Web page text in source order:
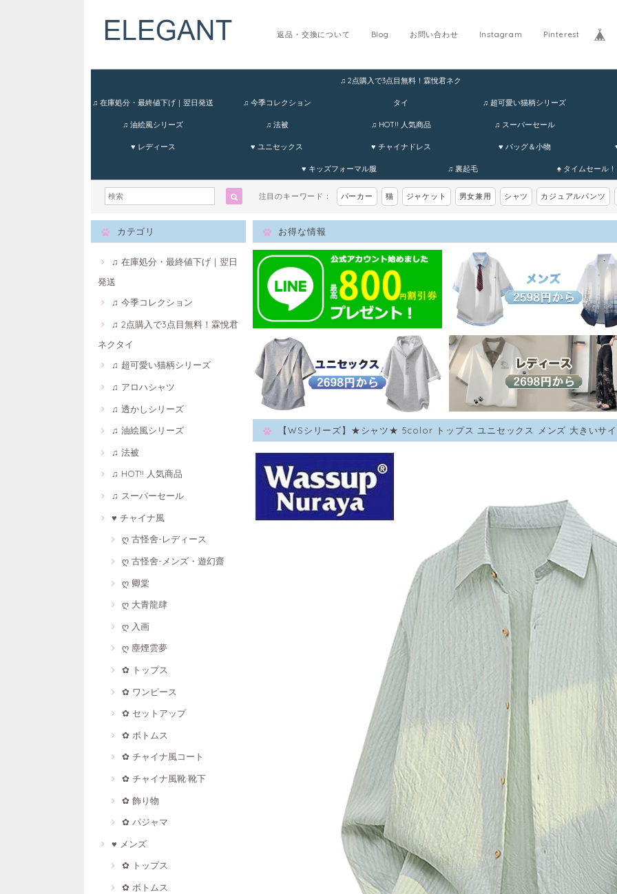
Pinterest
Instagram
お問い合わせ
Blog
返品・交換について
♫ 在庫処分・最終値下げ｜翌日発送 ♫ 今季コレクション
♫ 2点購入で3点目無料！霖悅君ネク
タイ ♫ 超可愛い猫柄シリーズ
♫ 油絵風シリーズ ♫ 法被 ♫ HOT!! 人気商品 ♫ スーパーセール
♥ レディース ♥ ユニセックス ♥ チャイナドレス ♥ バッグ＆小物
♥ キッズフォーマル服 ♫ 裏起毛 ♠ タイムセール！
注目のキーワード： パーカー 猫 ジャケット 男女兼用 シャツ カジュアルパンツ
カテゴリ
♫ 在庫処分・最終値下げ｜翌日
発送
♫ 今季コレクション
♫ 2点購入で3点目無料！霖悅君
ネクタイ
♫ 超可愛い猫柄シリーズ
♫ アロハシャツ
♫ 透かしシリーズ
♫ 油絵風シリーズ
♫ 法被
♫ HOT!! 人気商品
♫ スーパーセール
♥ チャイナ風
ღ 古怪舍-レディース
ღ 古怪舍-メンズ・遊幻齋
ღ 卿棠
ღ 大青龍肆
ღ 入画
ღ 塵煙雲夢
✿ トップス
✿ ワンピース
✿ セットアップ
✿ ボトムス
✿ チャイナ風コート
✿ チャイナ風靴·靴下
✿ 飾り物
✿ パジャマ
♥ メンズ
✿ トップス
✿ ボトムス
お得な情報
【WSシリーズ】★シャツ★ 5color トップス ユニセックス メンズ 大きいサ